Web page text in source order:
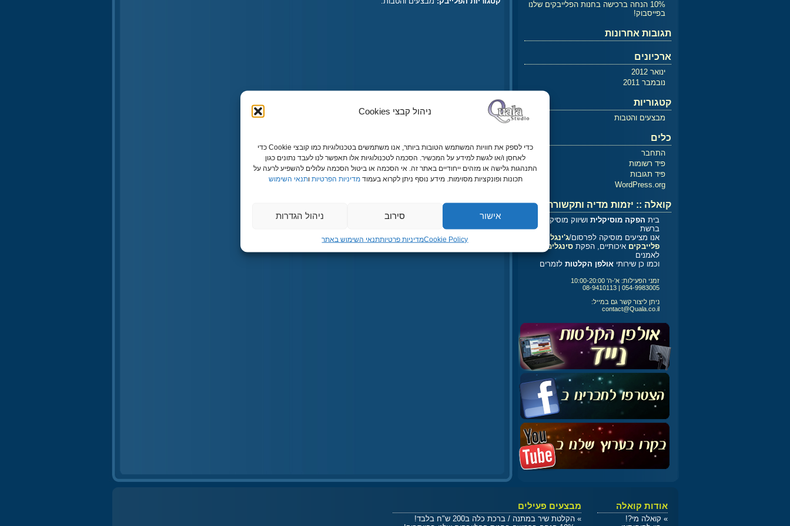
ניהול קבצי Cookies
כדי לספק את חוויות המשתמש הטובות ביותר, אנו משתמשים בטכנולוגיות כמו קובצי Cookie כדי
לאחסן ו/או לגשת למידע על המכשיר. הסכמה לטכנולוגיות אלו תאפשר לנו לעבד נתונים כגון
התנהגות גלישה או מזהים ייחודיים באתר זה. אי הסכמה או ביטול הסכמה עלולים להשפיע לרעה על
תכונות ופונקציות מסוימות. מידע נוסף ניתן לקרוא בעמודמדיניות הפרטיות ותנאי השימוש
אישור סירוב ניהול הגדרות
Cookie Policyמדיניות פרטיותתנאי השימוש באתר
10% הנחה ברכישה בחנות הפלייבקים שלנו
בפייסבוק!
תגובות אחרונות
ארכיונים
ינואר 2012
נובמבר 2011
קטגוריות
מבצעים והטבות
כלים
התחבר
פיד רשומות
פיד תגובות
WordPress.org
קואלה :: יזמות מדיה ותקשורת
בית הפקה מוסיקלית ושיווק מוסיקלי
ברשת
אנו מציעים מוסיקה לפרסום/ג'ינגלים
פלייבקים איכותיים, הפקת סינגלים
לאמנים
וכמו כן שירותי אולפן הקלטות לזמרים
זמני הפעילות: א'-ה' 10:00-20:00
054-9983005 | 08-9410113
ניתן ליצור קשר גם במייל:
contact@Quala.co.il
אודות קואלה
» קואלה מי?!
מבצעים פעילים
» הקלטת שיר במתנה / ברכת כלה ב200 ש"ח בלבד!